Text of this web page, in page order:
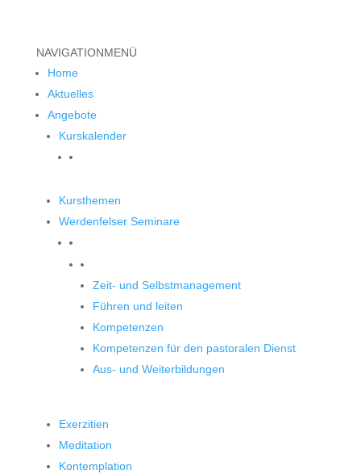
NAVIGATIONMENÜ
Home
Aktuelles
Angebote
Kurskalender
Kursthemen
Werdenfelser Seminare
Zeit- und Selbstmanagement
Führen und leiten
Kompetenzen
Kompetenzen für den pastoralen Dienst
Aus- und Weiterbildungen
Exerzitien
Meditation
Kontemplation